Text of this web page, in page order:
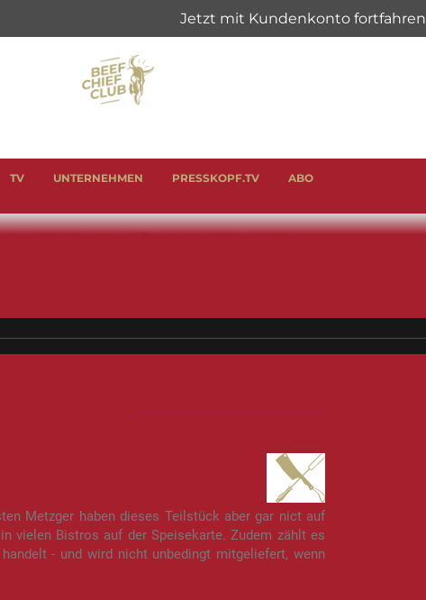
TV UNTERNEHMEN PRESSKOPF.TV ABO
Metzger haben dieses Teilstück aber gar nict auf
vielen Bistros auf der Speisekarte. Zudem zählt es
- und wird nicht unbedingt mitgeliefert, wenn